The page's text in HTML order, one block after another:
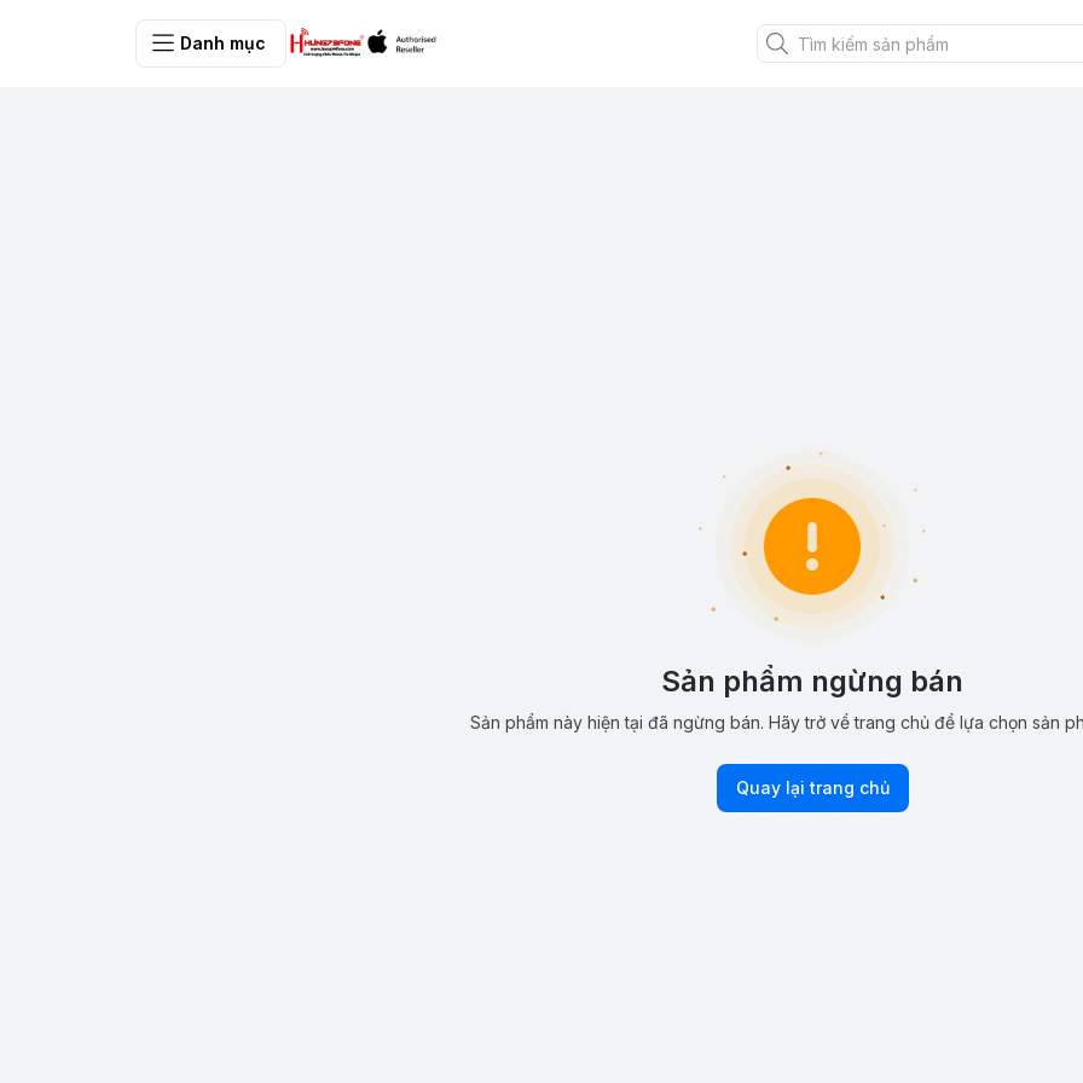
Danh mục
Sản phẩm ngừng bán
Sản phẩm này hiện tại đã ngừng bán. Hãy trở về trang chủ để lựa chọn sản
Quay lại trang chủ